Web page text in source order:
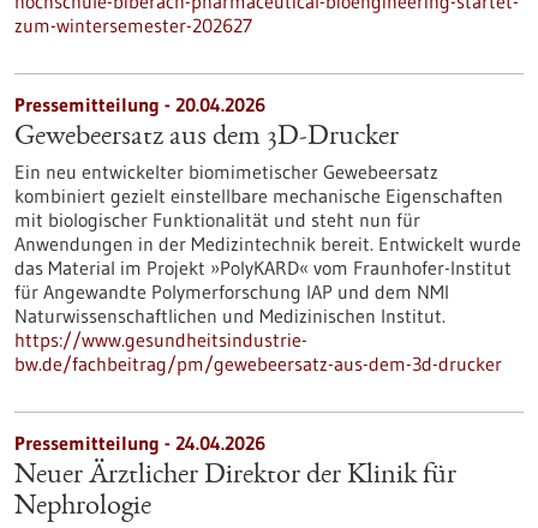
zum-wintersemester-202627
Pressemitteilung - 20.04.2026
Gewebeersatz aus dem 3D-Drucker
Ein neu entwickelter biomimetischer Gewebeersatz
kombiniert gezielt einstellbare mechanische Eigenschaften
mit biologischer Funktionalität und steht nun für
Anwendungen in der Medizintechnik bereit. Entwickelt wurde
das Material im Projekt »PolyKARD« vom Fraunhofer-Institut
für Angewandte Polymerforschung IAP und dem NMI
Naturwissenschaftlichen und Medizinischen Institut.
https://www.gesundheitsindustrie-
bw.de/fachbeitrag/pm/gewebeersatz-aus-dem-3d-drucker
Pressemitteilung - 24.04.2026
Neuer Ärztlicher Direktor der Klinik für
Nephrologie